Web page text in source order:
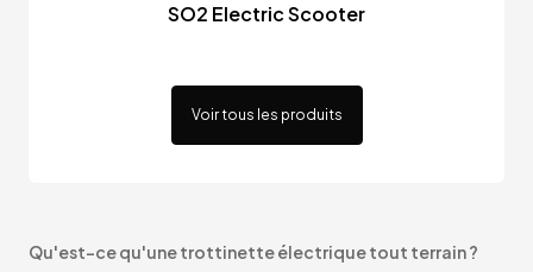
SO2 Electric Scooter
Voir tous les produits
Qu'est-ce qu'une trottinette électrique tout terrain ?